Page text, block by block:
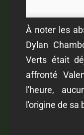
À noter les
Dylan
Verts était
affronté
l'heure,
l'origine de sa